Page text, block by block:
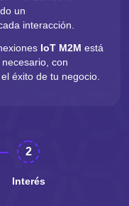
un
interacción.
IoT M2M está
con
éxito de tu negocio.
2
Interés